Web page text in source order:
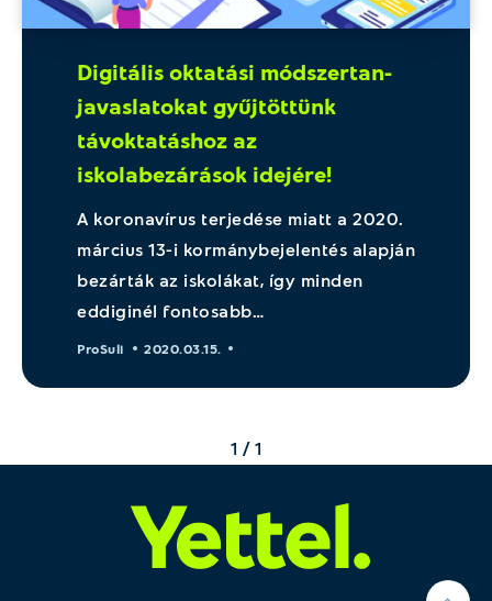
Digitális oktatási módszertan-
javaslatokat gyűjtöttünk
távoktatáshoz az
iskolabezárások idejére!
A koronavírus terjedése miatt a 2020.
március 13-i kormánybejelentés alapján
bezárták az iskolákat, így minden
eddiginél fontosabb…
ProSuli 2020.03.15.
1 / 1